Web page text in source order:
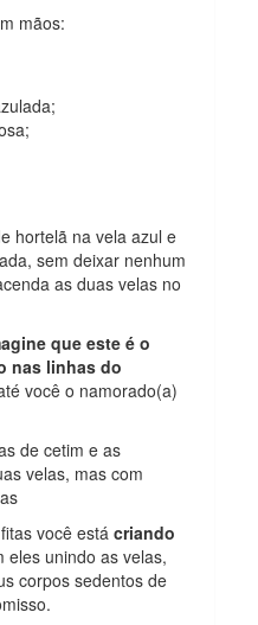
mãos:
hortelã na vela azul e
sem deixar nenhum
as duas velas no
que este é o
nas linhas do
você o namorado(a)
de cetim e as
velas, mas com
você estácriando
eles unindo as velas,
corpos sedentos de